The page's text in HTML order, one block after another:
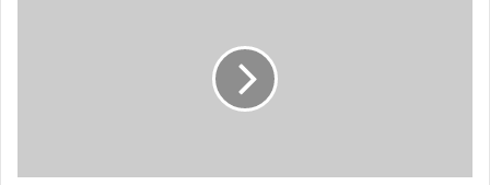
compétition»